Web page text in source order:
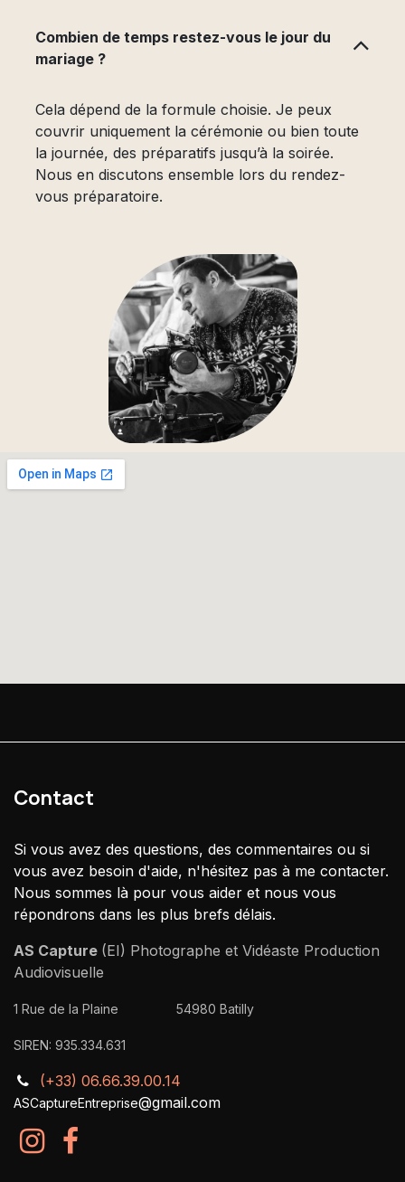
Combien de temps restez-vous le jour du
mariage ?
Cela dépend de la formule choisie. Je peux
couvrir uniquement la cérémonie ou bien toute
la journée, des préparatifs jusqu’à la soirée.
Nous en discutons ensemble lors du rendez-
vous préparatoire.
Contact
Si vous avez des questions, des commentaires ou si
vous avez besoin d'aide, n'hésitez pas à me contacter.
Nous sommes là pour vous aider et nous vous
répondrons dans les plus brefs délais.
AS Capture (EI) Photographe et Vidéaste Production
Audiovisuelle
​1 Rue de la Plaine 54980 Batilly
SIREN: 935.334.631
(+33) 06.66.39.00.14
ASCaptureEntreprise@gmail.com